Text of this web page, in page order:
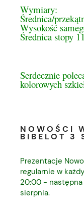
Wymiary:
Średnica/
Wysokość
Średnica stopy
Serdecznie
kolorowych
NOWOŚCI
BIBELOT 3
Prezentacje
regularnie w
20:00 - następna
sierpnia.